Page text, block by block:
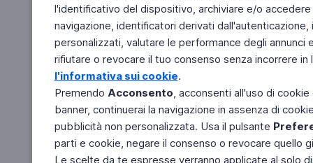
l'identificativo del dispositivo, archiviare e/o
navigazione, identificatori derivati
personalizzati, valutare le performance degli
rifiutare o revocare il tuo consenso senza incorrere
l'informativa sui cookie.
Premendo Acconsento, acconsenti all'uso di
banner, continuerai la navigazione in assenza di
pubblicità non personalizzata. Usa il pulsante
parti e cookie, negare il consenso o revocare quello
Le scelte da te espresse verranno applicate al solo